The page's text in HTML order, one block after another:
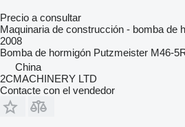
Precio a consultar
Maquinaria de construcción - bomba de
2008
Bomba de hormigón Putzmeister M46-
China
2CMACHINERY LTD
Contacte con el vendedor